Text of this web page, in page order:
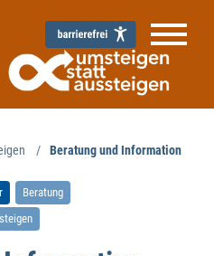
Beratung und Information
Beratung